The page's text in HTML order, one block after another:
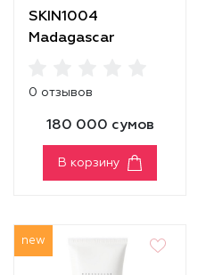
SKIN1004
Madagascar
0 отзывов
180 000 сумов
В корзину
new